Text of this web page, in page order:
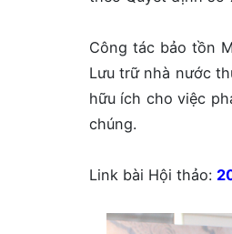
Công tác bảo tồn
Lưu trữ nhà nước
hữu ích cho việc
chúng.
Link bài Hội thảo: